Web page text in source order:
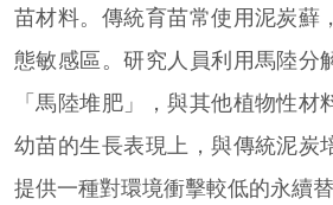
苗材料。傳統育苗常使用泥炭蘚
態敏感區。研究人員利用馬陸分
「馬陸堆肥」，與其他植物性材
幼苗的生長表現上，與傳統泥炭
提供一種對環境衝擊較低的永續替